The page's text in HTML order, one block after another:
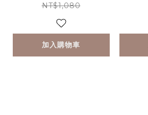
NT$1,080
加入購物車